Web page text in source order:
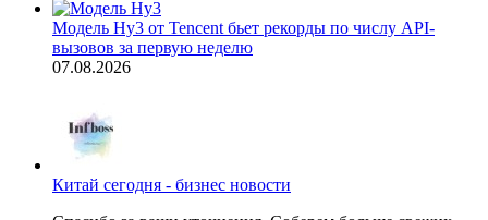
Модель Hy3 от Tencent бьет рекорды по числу API-
вызовов за первую неделю
07.08.2026
Китай сегодня - бизнес новости